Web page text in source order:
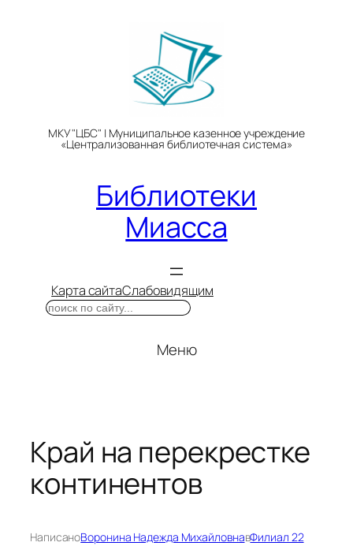
МКУ "ЦБС" | Муниципальное казенное учреждение
«Централизованная библиотечная система»
Библиотеки
Миасса
Карта сайтаСлабовидящим
Поиск
Меню
Край на перекрестке
континентов
НаписаноВоронина Надежда МихайловнавФилиал 22